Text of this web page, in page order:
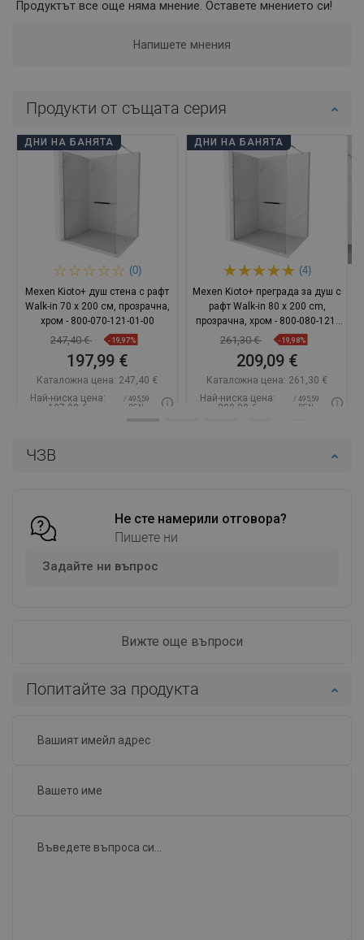
ЧЗВ
Не сте намерили отговора?
Пишете ни
Задайте ни въпрос
Вижте още въпроси
Продуктът все още няма мнение. Оставете мнението си!
Напишете мнения
Попитайте за продукта
Продукти от същата серия
ДНИ НА БАНЯТА
(0)
Mexen Kioto+ душ стена с рафт
Walk-in 70 x 200 см, прозрачна,
хром - 800-070-121-01-00
247,40 € -19,97%
197,99 €
Каталожна цена: 247,40 €
Най-ниска цена:
197,99 €
/ 495,59
BGN
Добави в количката
ДНИ НА БАНЯТА
(4)
Mexen Kioto+ преграда за душ с
рафт Walk-in 80 x 200 cm,
прозрачна, хром - 800-080-121-
01-00
261,30 € -19,98%
209,09 €
Каталожна цена: 261,30 €
Най-ниска цена:
209,09 €
/ 495,59
BGN
Добави в количката